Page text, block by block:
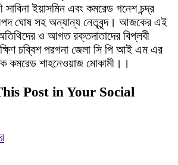
সাবিনা ইয়াসমিন এবং কমরেড গনেশ চন্দ্র
ঘোষ সহ অন্যান্য নেতৃবৃন্দ। আজকের এই
ও আগত রক্তদাতাদের বিপ্লবী
চব্বিশ পরগনা জেলা সি পি আই এম এর
কমরেড শাহনেওয়াজ মোকামী।।
Post in Your Social